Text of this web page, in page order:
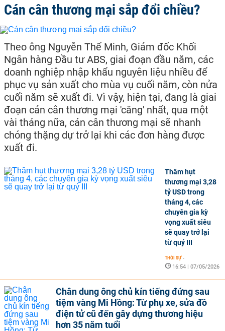
Cán cân thương mại sắp đổi chiều?
Theo ông Nguyễn Thế Minh, Giám đốc Khối
Ngân hàng Đầu tư ABS, giai đoạn đầu năm, các
doanh nghiệp nhập khẩu nguyên liệu nhiều để
phục vụ sản xuất cho mùa vụ cuối năm, còn nửa
cuối năm sẽ xuất đi. Vì vậy, hiện tại, đang là giai
đoạn cán cân thương mại 'căng' nhất, qua một
vài tháng nữa, cán cân thương mại sẽ nhanh
chóng thặng dự trở lại khi các đơn hàng được
xuất đi.
Thâm hụt
thương mại 3,28
tỷ USD trong
tháng 4, các
chuyên gia kỳ
vọng xuất siêu
sẽ quay trở lại
từ quý III
THỜI SỰ -
16:54 | 07/05/2026
Chân dung ông chủ kín tiếng đứng sau
tiệm vàng Mi Hồng: Từ phụ xe, sửa đồ
điện tử cũ đến gây dựng thương hiệu
hơn 35 năm tuổi